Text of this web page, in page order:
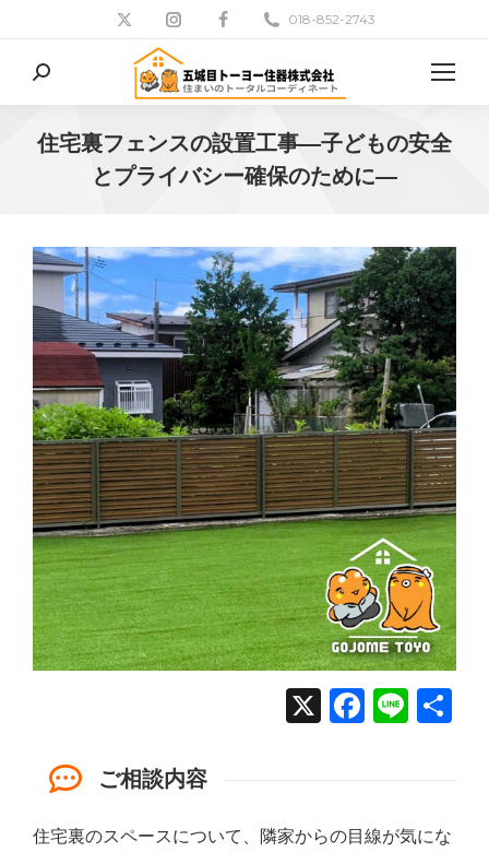
018-852-2743
検
索:
住宅裏フェンスの設置工事―子どもの安全
とプライバシー確保のために―
X Line
ご相談内容
住宅裏のスペースについて、隣家からの目線が気にな